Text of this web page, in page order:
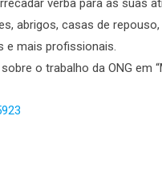
verba para as suas
abrigos, casas de
e mais profissionais.
o trabalho da ONG em